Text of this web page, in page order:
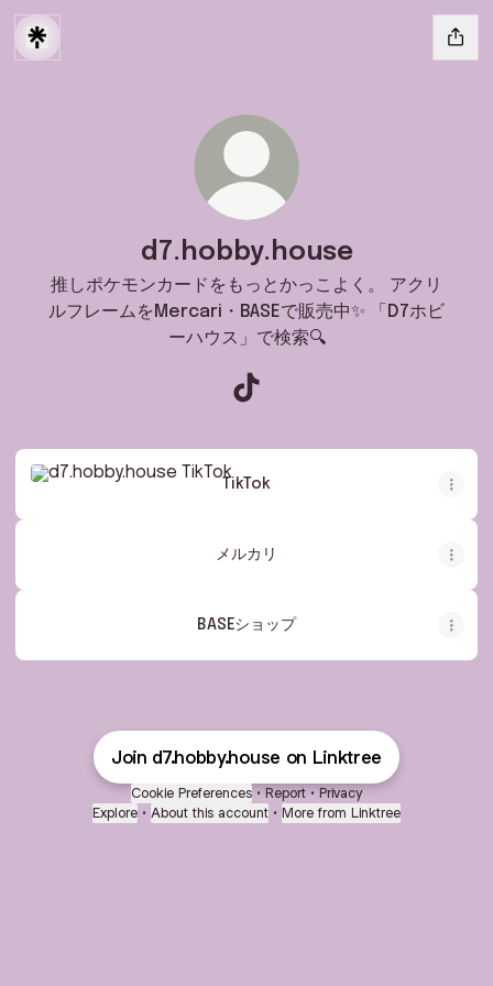
d7.hobby.house
推しポケモンカードをもっとかっこよく。 アクリ
ルフレームをMercari・BASEで販売中✨ 「D7ホビ
ーハウス」で検索🔍
TikTok
TikTok
メルカリ
BASEショップ
Join d7.hobby.house on Linktree
Cookie Preferences • Report • Privacy
Explore • About this account • More from Linktree